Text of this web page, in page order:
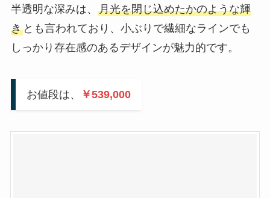
半透明な深みは、 月光を閉じ込めたかのような輝
きとも言われており、小ぶりで繊細なラインでも
しっかり存在感のあるデザインが魅力的です。
お値段は、 ￥539,000